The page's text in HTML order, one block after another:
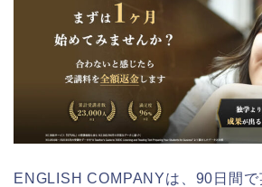
ENGLISH COMPANYは、90日間で